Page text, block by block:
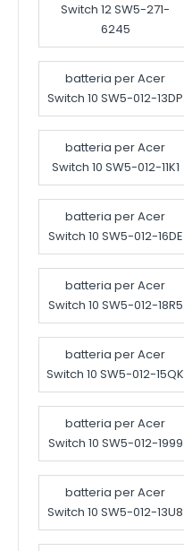
Switch 12 SW5-271-
6245
batteria per Acer
Switch 10 SW5-012-13DP
batteria per Acer
Switch 10 SW5-012-11K1
batteria per Acer
Switch 10 SW5-012-16DE
batteria per Acer
Switch 10 SW5-012-18R5
batteria per Acer
Switch 10 SW5-012-15QK
batteria per Acer
Switch 10 SW5-012-1999
batteria per Acer
Switch 10 SW5-012-13U8